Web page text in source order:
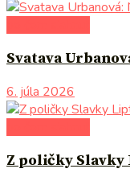
Svatava
6. júla 2026
Z poličky